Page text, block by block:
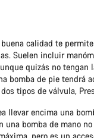
calidad te
Suelen incluir
quizás no tengan
bomba de pie tendrá
tipos de válvula,
llevar encima una
una bomba de mano